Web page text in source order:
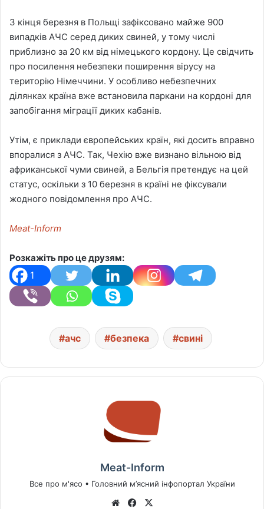
З кінця березня в Польщі зафіксовано майже 900
випадків АЧС серед диких свиней, у тому числі
приблизно за 20 км від німецького кордону. Це свідчить
про посилення небезпеки поширення вірусу на
територію Німеччини. У особливо небезпечних
ділянках країна вже встановила паркани на кордоні для
запобігання міграції диких кабанів.
Утім, є приклади європейських країн, які досить вправно
впоралися з АЧС. Так, Чехію вже визнано вільною від
африканської чуми свиней, а Бельгія претендує на цей
статус, оскільки з 10 березня в країні не фіксували
жодного повідомлення про АЧС.
Meat-Inform
Розкажіть про це друзям:
1
ачс безпека свині
Meat-Inform
Все про м'ясо • Головний м’ясний інфопортал України
We
Fa